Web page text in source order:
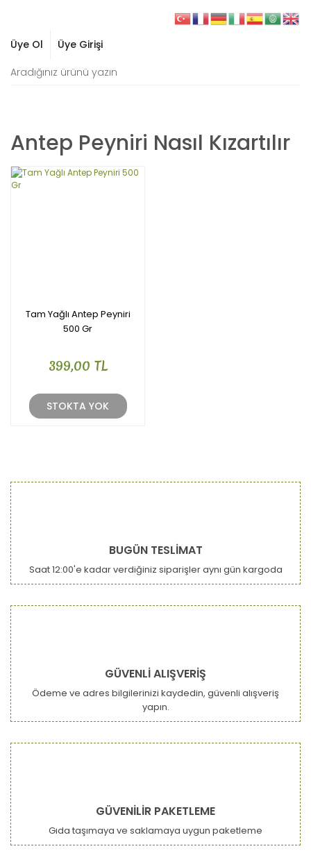
Üye Ol Üye Girişi
Antep Peyniri Nasıl Kızartılır
Tam Yağlı Antep Peyniri
500 Gr
399,00 TL
STOKTA YOK
BUGÜN TESLİMAT
Saat 12:00'e kadar verdiğiniz siparişler aynı gün kargoda
GÜVENLİ ALIŞVERİŞ
Ödeme ve adres bilgilerinizi kaydedin, güvenli alışveriş
yapın.
GÜVENİLİR PAKETLEME
Gıda taşımaya ve saklamaya uygun paketleme